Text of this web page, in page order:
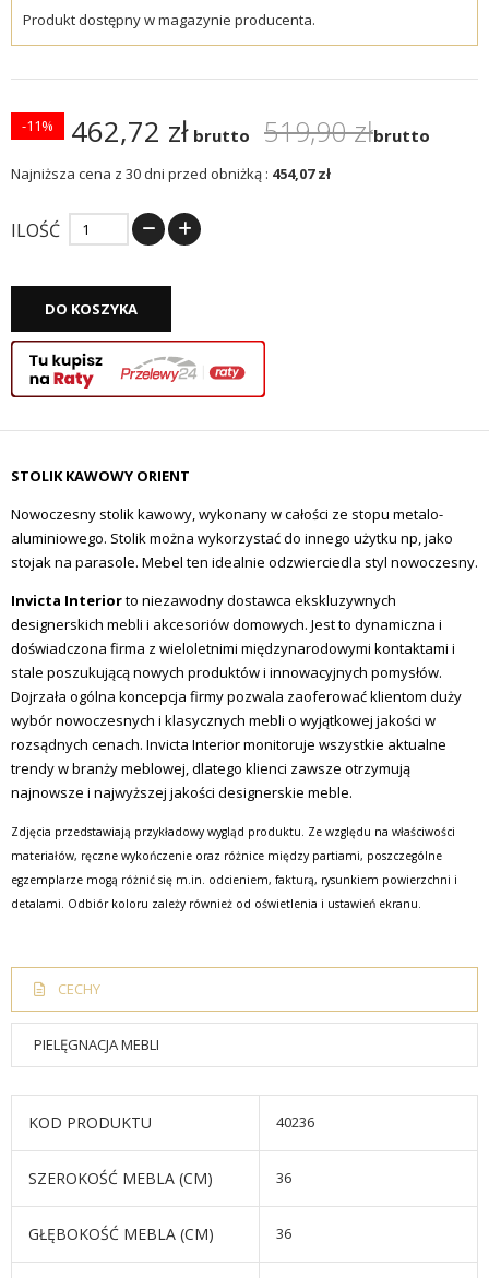
Produkt dostępny w magazynie producenta.
462,72 zł brutto 519,90 złbrutto
-11%
Najniższa cena z 30 dni przed obniżką : 454,07 zł
ILOŚĆ
DO KOSZYKA
STOLIK KAWOWY ORIENT
Nowoczesny stolik kawowy, wykonany w całości ze stopu metalo-
aluminiowego. Stolik można wykorzystać do innego użytku np, jako
stojak na parasole. Mebel ten idealnie odzwierciedla styl nowoczesny.
Invicta Interiorto niezawodny dostawca ekskluzywnych
designerskich mebli i akcesoriów domowych. Jest to dynamiczna i
doświadczona firma z wieloletnimi międzynarodowymi kontaktami i
stale poszukującą nowych produktów i innowacyjnych pomysłów.
Dojrzała ogólna koncepcja firmy pozwala zaoferować klientom duży
wybór nowoczesnych i klasycznych mebli o wyjątkowej jakości w
rozsądnych cenach. Invicta Interior monitoruje wszystkie aktualne
trendy w branży meblowej, dlatego klienci zawsze otrzymują
najnowsze i najwyższej jakości designerskie meble.
Zdjęcia przedstawiają przykładowy wygląd produktu. Ze względu na właściwości
materiałów, ręczne wykończenie oraz różnice między partiami, poszczególne
egzemplarze mogą różnić się m.in. odcieniem, fakturą, rysunkiem powierzchni i
detalami. Odbiór koloru zależy również od oświetlenia i ustawień ekranu.
CECHY
PIELĘGNACJA MEBLI
KOD PRODUKTU 40236
SZEROKOŚĆ MEBLA (CM) 36
GŁĘBOKOŚĆ MEBLA (CM) 36